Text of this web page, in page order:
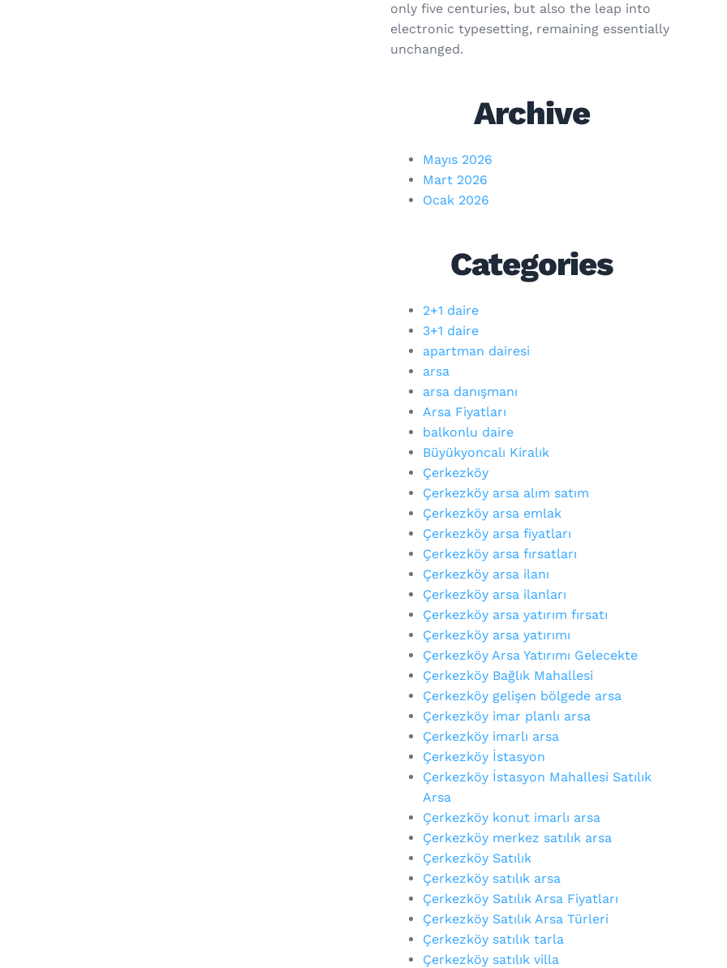
only five centuries, but also the leap into
electronic typesetting, remaining essentially
unchanged.
Archive
Mayıs 2026
Mart 2026
Ocak 2026
Categories
2+1 daire
3+1 daire
apartman dairesi
arsa
arsa danışmanı
Arsa Fiyatları
balkonlu daire
Büyükyoncalı Kiralık
Çerkezköy
Çerkezköy arsa alım satım
Çerkezköy arsa emlak
Çerkezköy arsa fiyatları
Çerkezköy arsa fırsatları
Çerkezköy arsa ilanı
Çerkezköy arsa ilanları
Çerkezköy arsa yatırım fırsatı
Çerkezköy arsa yatırımı
Çerkezköy Arsa Yatırımı Gelecekte
Çerkezköy Bağlık Mahallesi
Çerkezköy gelişen bölgede arsa
Çerkezköy imar planlı arsa
Çerkezköy imarlı arsa
Çerkezköy İstasyon
Çerkezköy İstasyon Mahallesi Satılık
Arsa
Çerkezköy konut imarlı arsa
Çerkezköy merkez satılık arsa
Çerkezköy Satılık
Çerkezköy satılık arsa
Çerkezköy Satılık Arsa Fiyatları
Çerkezköy Satılık Arsa Türleri
Çerkezköy satılık tarla
Çerkezköy satılık villa